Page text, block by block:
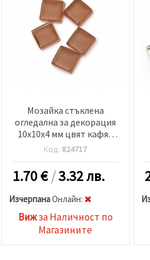
Мозайка стъклена
огледална за декорация
10x10x4 мм цвят кафяв
100 грама ~ 113 броя
Код: 824717
1.70€/3.32 лв.
ИзчерпанаOнлайн:
Вижза Наличност по
Магазините